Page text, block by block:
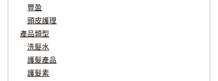
豐盈
頭皮護理
產品類型
洗髮水
護髮產品
護髮素